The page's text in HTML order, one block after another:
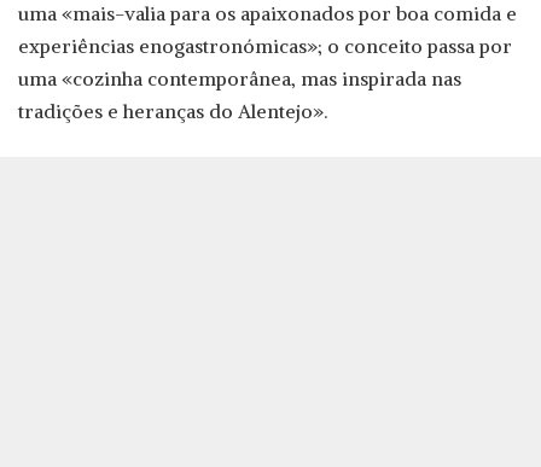
uma «mais-valia para os apaixonados por boa comida e
experiências enogastronómicas»; o conceito passa por
uma «cozinha contemporânea, mas inspirada nas
tradições e heranças do Alentejo».